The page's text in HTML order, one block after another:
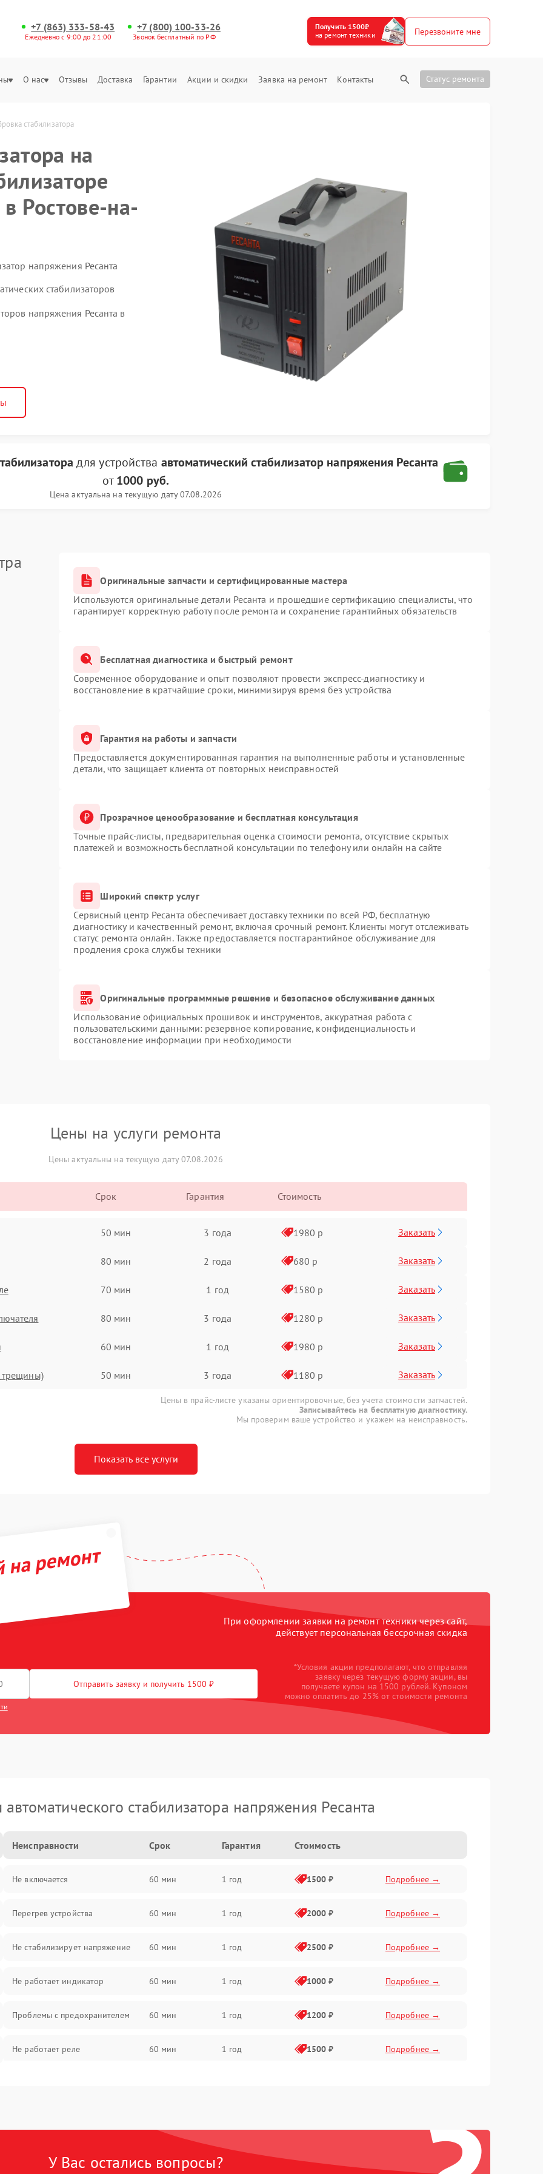
+7 (863) 333-58-43
Ежедневно с 9:00 до 21:00
+7 (800) 100-33-26
Звонок бесплатный по РФ
Получить 1500₽
на ремонт техники
Перезвоните мне
О нас Отзывы Доставка Гарантии Акции и скидки Заявка на ремонт Контакты Статус ремонта
стабилизатора
на
Ростове-на-
напряжения Ресанта
стабилизаторов
напряжения Ресанта в
для устройства автоматический стабилизатор напряжения Ресанта
от1000 руб.
Цена актуальна на текущую дату 07.08.2026
Оригинальные запчасти и сертифицированные мастера
Используются оригинальные детали Ресанта и прошедшие сертификацию специалисты, что
гарантирует корректную работу после ремонта и сохранение гарантийных обязательств
Бесплатная диагностика и быстрый ремонт
Современное оборудование и опыт позволяют провести экспресс-диагностику и
восстановление в кратчайшие сроки, минимизируя время без устройства
Гарантия на работы и запчасти
Предоставляется документированная гарантия на выполненные работы и установленные
детали, что защищает клиента от повторных неисправностей
Прозрачное ценообразование и бесплатная консультация
Точные прайс-листы, предварительная оценка стоимости ремонта, отсутствие скрытых
платежей и возможность бесплатной консультации по телефону или онлайн на сайте
Широкий спектр услуг
Сервисный центр Ресанта обеспечивает доставку техники по всей РФ, бесплатную
диагностику и качественный ремонт, включая срочный ремонт. Клиенты могут отслеживать
статус ремонта онлайн. Также предоставляется постгарантийное обслуживание для
продления срока службы техники
Оригинальные программные решение и безопасное обслуживание данных
Использование официальных прошивок и инструментов, аккуратная работа с
пользовательскими данными: резервное копирование, конфиденциальность и
восстановление информации при необходимости
Цены на услуги ремонта
Цены актуальны на текущую дату 07.08.2026
Срок Гарантия Стоимость
50 мин 3 года 1980 р Заказать
80 мин 2 года 680 р Заказать
70 мин 1 год 1580 р Заказать
80 мин 3 года 1280 р Заказать
60 мин 1 год 1980 р Заказать
трещины) 50 мин 3 года 1180 р Заказать
Цены в прайс-листе указаны ориентировочные, без учета стоимости запчастей.
Записывайтесь на бесплатную диагностику.
Мы проверим ваше устройство и укажем на неисправность.
Показать все услуги
ремонт
При оформлении заявки на ремонт техники через сайт,
действует персональная бессрочная скидка
Отправить заявку и получить 1500 ₽
*Условия акции предполагают, что отправляя
заявку через текущую форму акции, вы
получаете купон на 1500 рублей. Купоном
можно оплатить до 25% от стоимости ремонта
стабилизатора напряжения Ресанта
Неисправности Срок Гарантия Стоимость
Не включается 60 мин 1 год 1500 ₽ Подробнее →
Перегрев устройства 60 мин 1 год 2000 ₽ Подробнее →
Не стабилизирует напряжение 60 мин 1 год 2500 ₽ Подробнее →
Не работает индикатор 60 мин 1 год 1000 ₽ Подробнее →
Проблемы с предохранителем 60 мин 1 год 1200 ₽ Подробнее →
Не работает реле 60 мин 1 год 1500 ₽ Подробнее →
Не работает выходное
напряжение
60 мин 1 год 2000 ₽
У Вас остались вопросы?